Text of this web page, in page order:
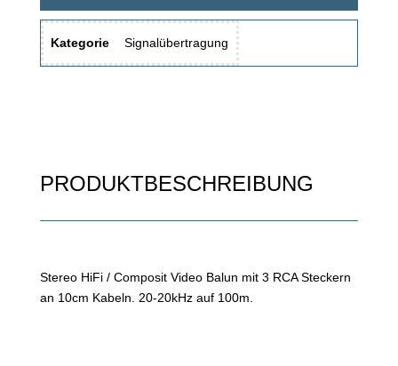
Kategorie Signalübertragung
PRODUKTBESCHREIBUNG
Stereo HiFi / Composit Video Balun mit 3 RCA Steckern
an 10cm Kabeln. 20-20kHz auf 100m.